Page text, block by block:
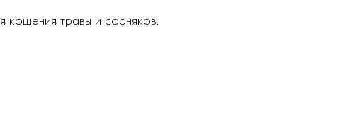
кошения травы и сорняков.